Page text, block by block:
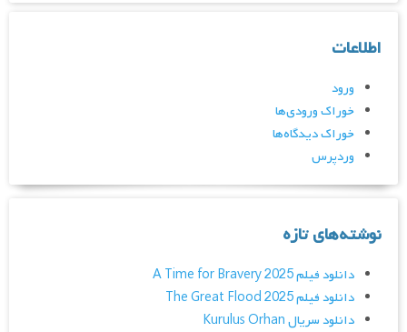
اطلاعات
ورود
خوراک ورودی‌ها
خوراک دیدگاه‌ها
وردپرس
نوشته‌های تازه
دانلود فیلم A Time for Bravery 2025
دانلود فیلم The Great Flood 2025
دانلود سریال Kurulus Orhan